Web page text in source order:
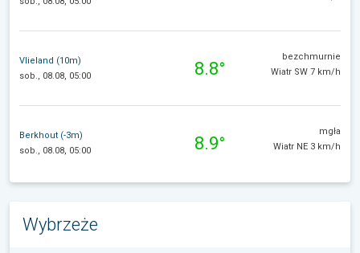
Vlieland (10m)
sob., 08.08, 05:00
8.8°
bezchmurnie
Wiatr SW 7 km/h
Berkhout (-3m)
sob., 08.08, 05:00
8.9°
mgła
Wiatr NE 3 km/h
Wybrzeże